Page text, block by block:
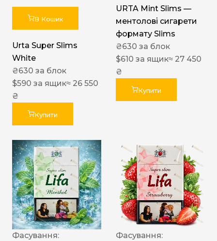
В Кошик
Urta Super Slims
White
₴630 за блок
$590 за ящик≈ 26 550
₴
Купити
URTA Mint Slims —
ментолові сигарети
формату Slims
₴630 за блок
$610 за ящик≈ 27 450
₴
Купити
Фасування:
Фасування: